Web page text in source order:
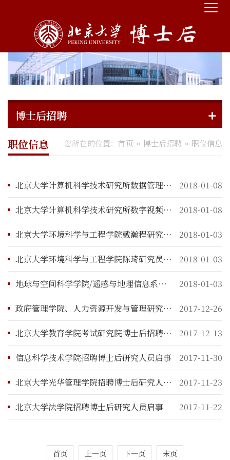
博士后招聘
您所在的位置： 首页 博士后招聘 职位信息
职位信息
北京大学计算机科学技术研究所数据管理研究室招聘博士后启事 2018-01-08
北京大学计算机科学技术研究所数字视频研究室招聘博士后启事 2018-01-08
北京大学环境科学与工程学院戴瀚程研究员招聘博士后启事 2018-01-03
北京大学环境科学与工程学院陈琦研究员招聘博士后启事 2018-01-03
地球与空间科学学院/遥感与地理信息系统研究所 2018-01-03
政府管理学院、人力资源开发与管理研究中心招聘全职博士后研究人员启事 2017-12-26
北京大学教育学院考试研究院博士后招聘启事 2017-12-13
信息科学技术学院招聘博士后研究人员启事 2017-11-30
北京大学光华管理学院招聘博士后研究人员启事 2017-11-23
北京大学法学院招聘博士后研究人员启事 2017-11-22
首页 上一页 下一页 末页